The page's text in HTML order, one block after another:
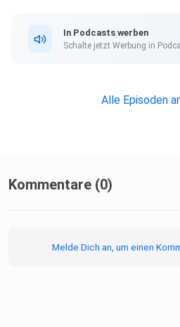
In Podcasts werben
Schalte jetzt Werbung in
Alle Episoden
Kommentare (0)
Melde Dich an, um einen